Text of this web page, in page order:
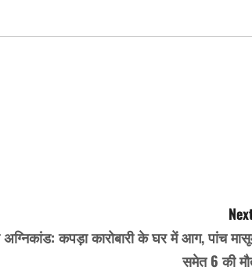
कपड़ा कारोबारी के घर में आग, पांच
समेत 6 की